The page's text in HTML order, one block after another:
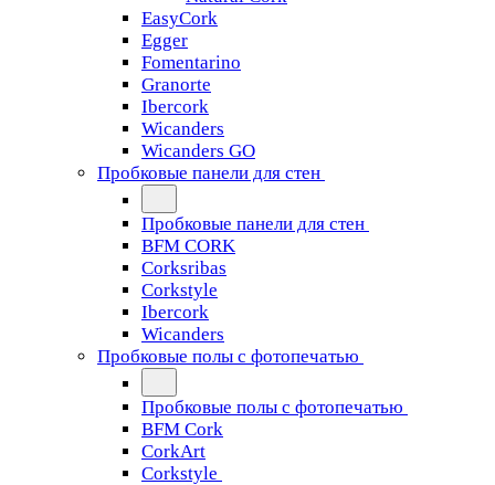
EasyCork
Egger
Fomentarino
Granorte
Ibercork
Wicanders
Wicanders GO
Пробковые панели для стен
Пробковые панели для стен
BFM CORK
Corksribas
Corkstyle
Ibercork
Wicanders
Пробковые полы с фотопечатью
Пробковые полы с фотопечатью
BFM Cork
CorkArt
Corkstyle